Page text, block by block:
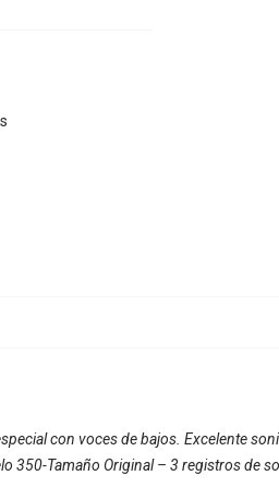
con voces de bajos. Excelente
350-Tamaño Original – 3 registros de